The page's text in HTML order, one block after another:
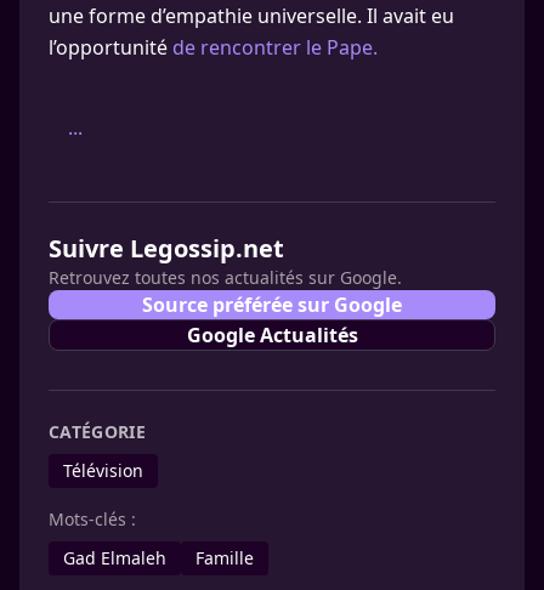
une forme d’empathie universelle. Il avait eu
l’opportunité de rencontrer le Pape.
...
Suivre Legossip.net
Retrouvez toutes nos actualités sur Google.
Source préférée sur Google
Google Actualités
CATÉGORIE
Télévision
Mots-clés :
Gad Elmaleh
Famille